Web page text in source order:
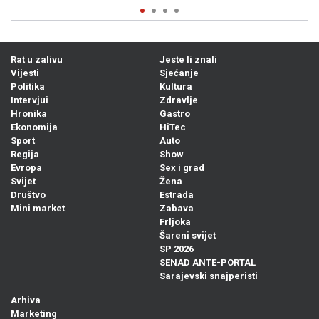
Rat u zalivu
Vijesti
Politika
Intervjui
Hronika
Ekonomija
Sport
Regija
Evropa
Svijet
Društvo
Mini market
Jeste li znali
Sjećanje
Kultura
Zdravlje
Gastro
HiTec
Auto
Show
Sex i grad
Žena
Estrada
Zabava
Frljoka
Šareni svijet
SP 2026
SENAD ANTE-PORTAL
Sarajevski snajperisti
Arhiva
Marketing